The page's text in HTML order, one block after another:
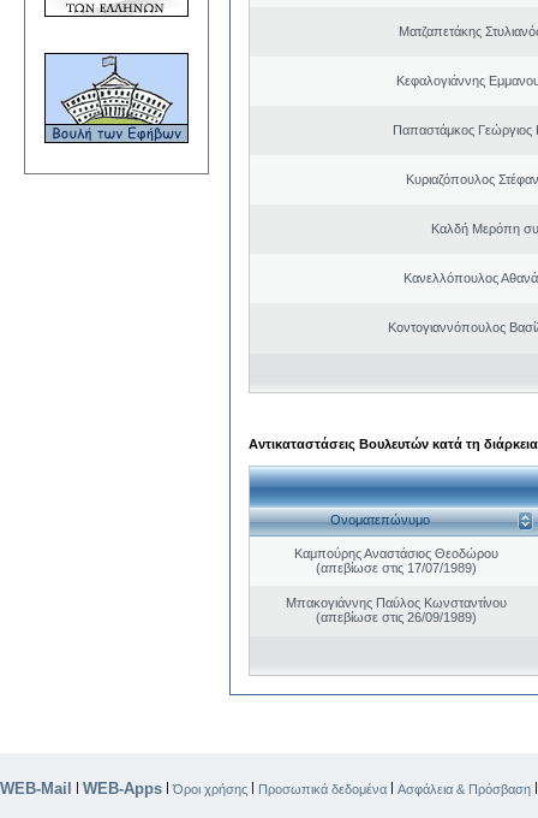
Ματζαπετάκης
Κεφαλογιάννης
Παπαστάμκος Γεώργιος
Κυριαζόπουλος
Καλδή Μερόπη
Κανελλόπουλος
Κοντογιαννόπουλος
Αντικαταστάσεις Βουλευτών κατά τη
Ονοματεπώνυμο
Καμπούρης Αναστάσιος Θεοδώρου
(απεβίωσε στις 17/07/1989)
Μπακογιάννης Παύλος Κωνσταντίνου
(απεβίωσε στις 26/09/1989)
WEB-Mail | WEB-Apps |Όροι χρήσης | Προσωπικά δεδομένα | Ασφάλεια & Πρόσβαση